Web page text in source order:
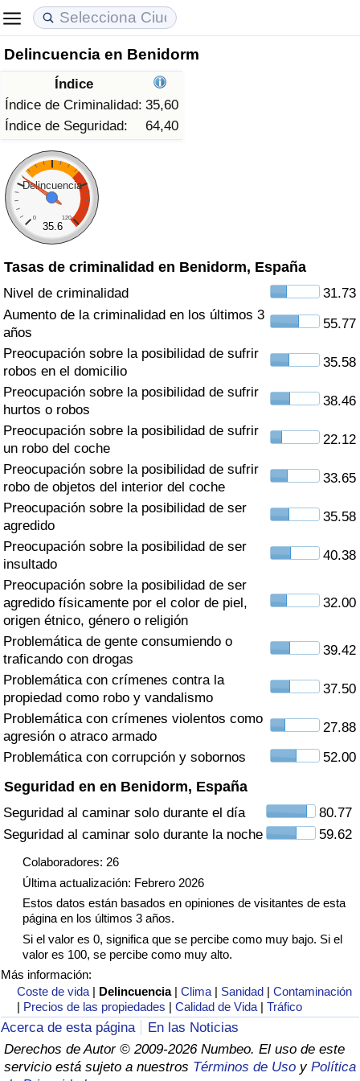
Delincuencia en Benidorm
Índice
Índice de Criminalidad: 35,60
Índice de Seguridad:
64,40
Delincuencia
0 120
35.6
Tasas de criminalidad en Benidorm, España
Nivel de criminalidad
31.73
Aumento de la criminalidad en los últimos 3
años
55.77
Preocupación sobre la posibilidad de sufrir
robos en el domicilio
35.58
Preocupación sobre la posibilidad de sufrir
hurtos o robos
38.46
Preocupación sobre la posibilidad de sufrir
un robo del coche
22.12
Preocupación sobre la posibilidad de sufrir
robo de objetos del interior del coche
33.65
Preocupación sobre la posibilidad de ser
agredido
35.58
Preocupación sobre la posibilidad de ser
insultado
40.38
Preocupación sobre la posibilidad de ser
agredido físicamente por el color de piel,
origen étnico, género o religión
32.00
Problemática de gente consumiendo o
traficando con drogas
39.42
Problemática con crímenes contra la
propiedad como robo y vandalismo
37.50
Problemática con crímenes violentos como
agresión o atraco armado
27.88
Problemática con corrupción y sobornos
52.00
Seguridad en en Benidorm, España
Seguridad al caminar solo durante el día
80.77
Seguridad al caminar solo durante la noche
59.62
Colaboradores: 26
Última actualización: Febrero 2026
Estos datos están basados en opiniones de visitantes de esta
página en los últimos 3 años.
Si el valor es 0, significa que se percibe como muy bajo. Si el
valor es 100, se percibe como muy alto.
Más información:
Coste de vida | Delincuencia |Clima | Sanidad |Contaminación
| Precios de las propiedades |Calidad de Vida |Tráfico
Acerca de esta página
En las Noticias
Derechos de Autor © 2009-2026 Numbeo. El uso de este
servicio está sujeto a nuestros Términos de Uso y Política
Coste de vida
Índice de Costo de Vida (Actual)
Índice de Costo de Vida
Índice de costo de vida por país
en aqaba
Precios de las propiedades
Índice de Precios de Inmuebles (Actual)
Índice de Precios de Inmuebles
Índice de Precios de Inmuebles por País
Calidad de Vida
Índice de Calidad de Vida
Índice de Calidad de Vida (Actual)
Índice de calidad de vida por país
Delincuencia
Calificación del Índice de Criminalidad
(Actual)
Índice de Criminalidad
Índice de criminalidad por país
Sanidad
Índice de Sanidad (Actual)
Índice de Sanidad
Índice de Sanidad por País
Contaminación
Índice de Contaminación (Actual)
Índice de contaminación
Índice de Contaminación por País
Tráfico
Índice de Tráfico
Índice de Tráfico (Actual)
Índice de Tráfico por País